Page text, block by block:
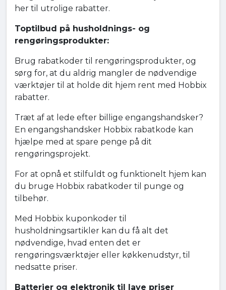
her til utrolige rabatter.
Toptilbud på husholdnings- og
rengøringsprodukter:
Brug rabatkoder til rengøringsprodukter, og
sørg for, at du aldrig mangler de nødvendige
værktøjer til at holde dit hjem rent med Hobbix
rabatter.
Træt af at lede efter billige engangshandsker?
En engangshandsker Hobbix rabatkode kan
hjælpe med at spare penge på dit
rengøringsprojekt.
For at opnå et stilfuldt og funktionelt hjem kan
du bruge Hobbix rabatkoder til punge og
tilbehør.
Med Hobbix kuponkoder til
husholdningsartikler kan du få alt det
nødvendige, hvad enten det er
rengøringsværktøjer eller køkkenudstyr, til
nedsatte priser.
Batterier og elektronik til lave priser